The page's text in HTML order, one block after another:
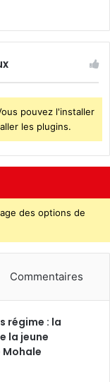
pouvez l'installer
les plugins.
des options de
Commentaires
régime : la
la jeune